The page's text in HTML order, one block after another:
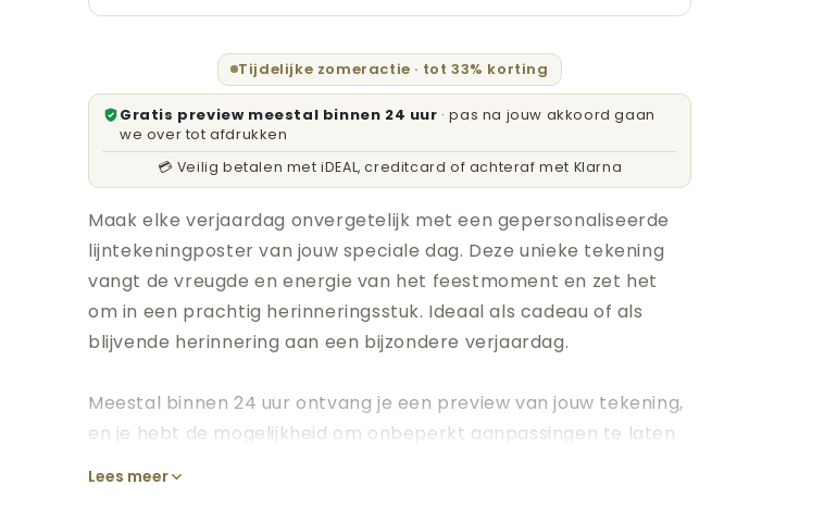
Tijdelijke zomeractie · tot 33% korting
Gratis preview meestal binnen 24 uur · pas na jouw akkoord gaan
we over tot afdrukken
💳 Veilig betalen met iDEAL, creditcard of achteraf met Klarna
Maak elke verjaardag onvergetelijk met een gepersonaliseerde
lijntekeningposter van jouw speciale dag. Deze unieke tekening
vangt de vreugde en energie van het feestmoment en zet het
om in een prachtig herinneringsstuk. Ideaal als cadeau of als
blijvende herinnering aan een bijzondere verjaardag.
Meestal binnen 24 uur ontvang je een preview van jouw tekening,
en je hebt de mogelijkheid om onbeperkt aanpassingen te laten
Lees meer